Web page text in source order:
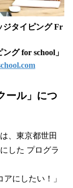
ジタイピング Fr
グ for school」
ール」につ
、東京都世⽥
した プログラ
にしたい！」